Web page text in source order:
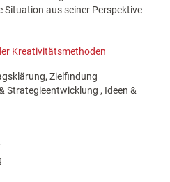
Situation aus seiner Perspektive
Kreativitätsmethoden
Zielfindung
Strategieentwicklung , Ideen &